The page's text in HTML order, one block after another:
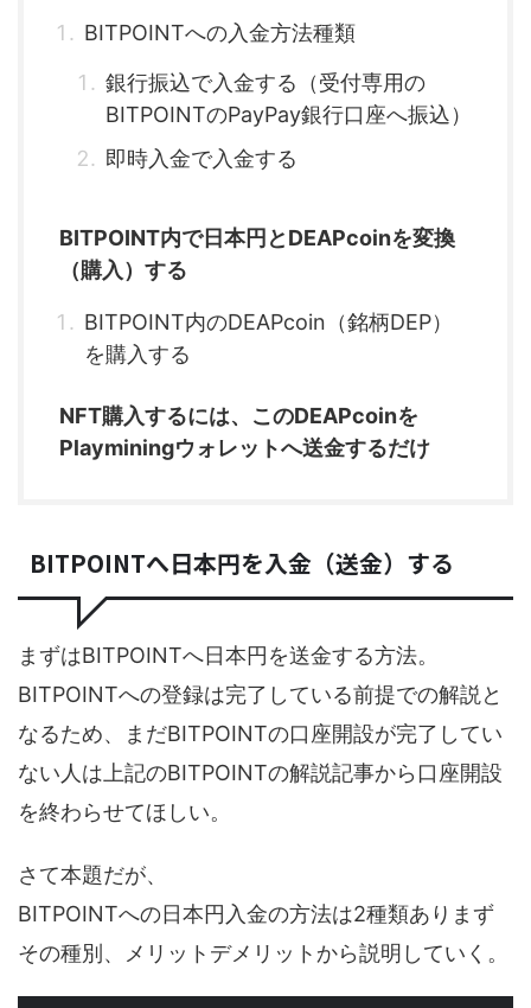
BITPOINTへの入金方法種類
銀行振込で入金する（受付専用の
BITPOINTのPayPay銀行口座へ振込）
即時入金で入金する
BITPOINT内で日本円とDEAPcoinを変換
（購入）する
BITPOINT内のDEAPcoin（銘柄DEP）
を購入する
NFT購入するには、このDEAPcoinを
Playminingウォレットへ送金するだけ
BITPOINTへ日本円を入金（送金）する
まずはBITPOINTへ日本円を送金する方法。
BITPOINTへの登録は完了している前提での解説と
なるため、まだBITPOINTの口座開設が完了してい
ない人は上記のBITPOINTの解説記事から口座開設
を終わらせてほしい。
さて本題だが、
BITPOINTへの日本円入金の方法は2種類ありまず
その種別、メリットデメリットから説明していく。